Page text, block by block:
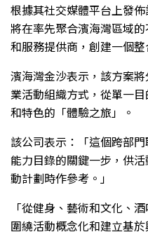
根據其社交媒體平台上發
將在率先聚合濱海灣區域
和服務提供商，創建一個
濱海灣金沙表示，該方案
業活動組織方式，從單一
和特色的「體驗之旅」。
該公司表示：「這個跨部
能力目錄的關鍵一步，供
動計劃時作參考。」
「從健身、藝術和文化、
圍繞活動概念化和建立基